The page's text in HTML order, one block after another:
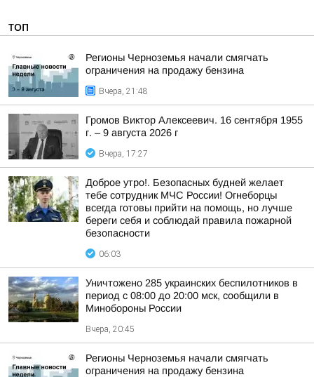
ТОП
Регионы Черноземья начали смягчать
ограничения на продажу бензина
Вчера, 21:48
Громов Виктор Алексеевич. 16 сентября 1955
г. – 9 августа 2026 г
Вчера, 17:27
Доброе утро!. Безопасных будней желает
тебе сотрудник МЧС России! Огнеборцы
всегда готовы прийти на помощь, но лучше
береги себя и соблюдай правила пожарной
безопасности
06:03
Уничтожено 285 украинских беспилотников в
период с 08:00 до 20:00 мск, сообщили в
Минобороны России
Вчера, 20:45
Регионы Черноземья начали смягчать
ограничения на продажу бензина